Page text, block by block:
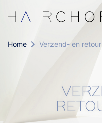
Home Verzend- en